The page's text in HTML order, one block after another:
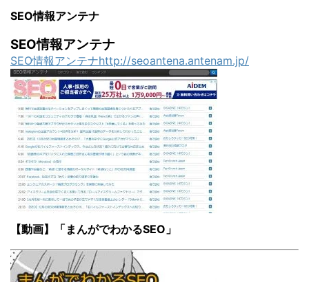
SEO情報アンテナ
SEO情報アンテナ
SEO情報アンテナhttp://seoantena.antenam.jp/
【動画】「まんがでわかるSEO」